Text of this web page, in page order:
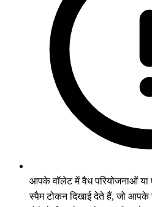
आपके वॉलेट में वैध परियोजनाओं
स्पैम टोकन दिखाई देते हैं, जो आपके